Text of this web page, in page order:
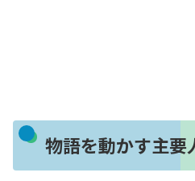
物語を動かす主要